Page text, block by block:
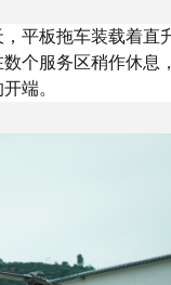
平板拖车装载着直
个服务区稍作休息
端。